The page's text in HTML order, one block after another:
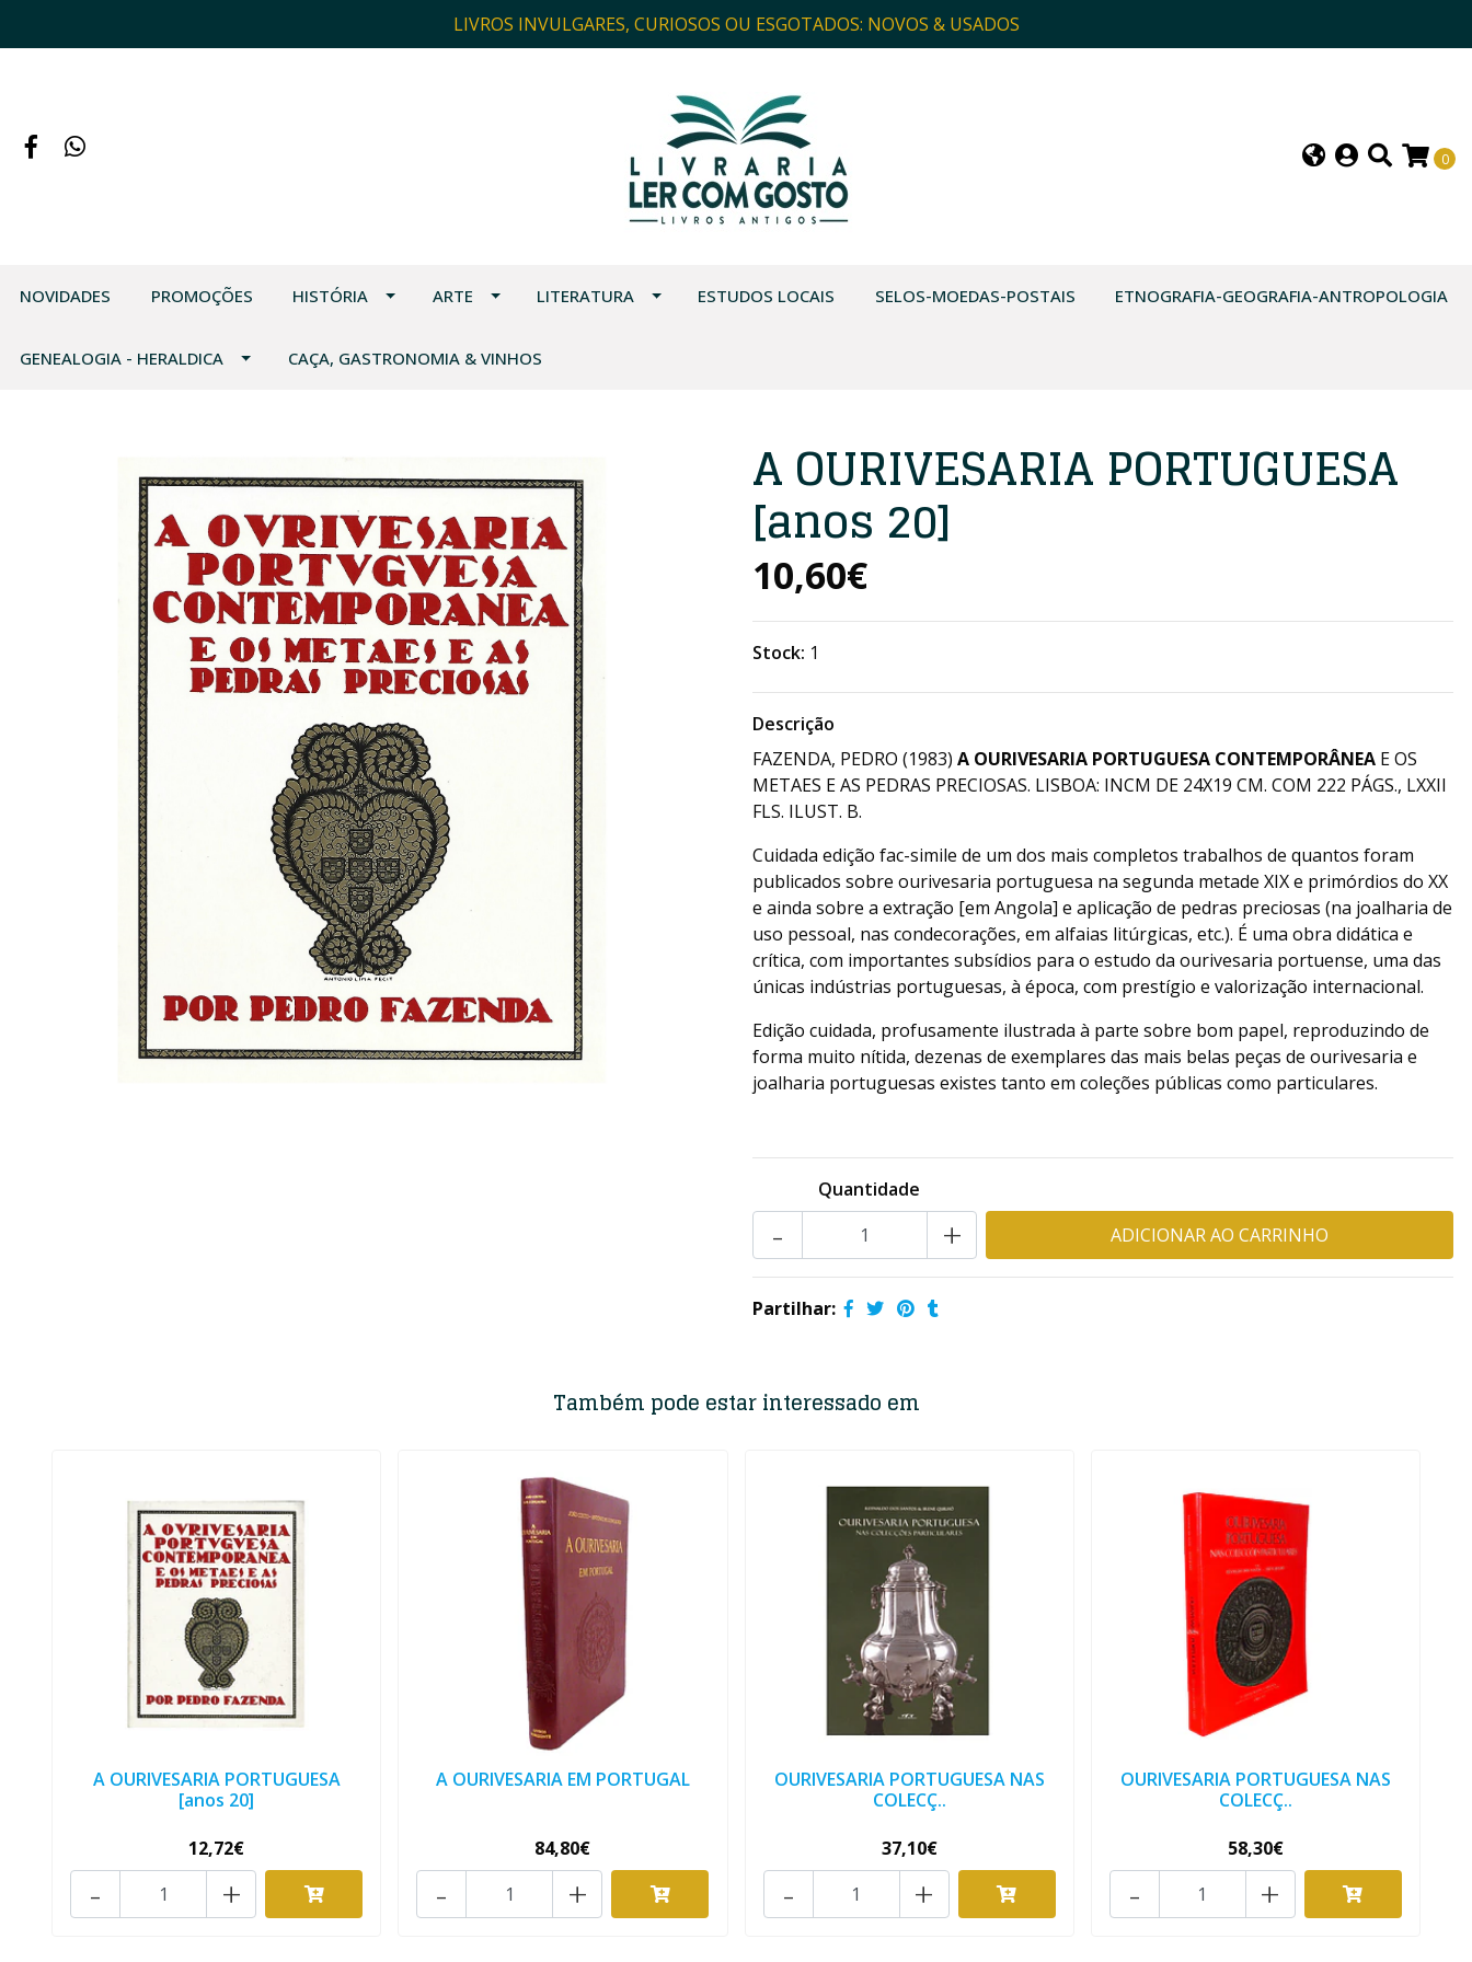
LIVROS INVULGARES, CURIOSOS OU ESGOTADOS: NOVOS & USADOS
0
NOVIDADES PROMOÇÕES HISTÓRIA ARTE LITERATURA ESTUDOS LOCAIS SELOS-MOEDAS-POSTAIS ETNOGRAFIA-GEOGRAFIA-ANTROPOLOGIA
GENEALOGIA - HERALDICA CAÇA, GASTRONOMIA & VINHOS
A OURIVESARIA PORTUGUESA
[anos 20]
10,60€
Stock: 1
Descrição
FAZENDA, PEDRO (1983) A OURIVESARIA PORTUGUESA CONTEMPORÂNEA E OS
METAES E AS PEDRAS PRECIOSAS. LISBOA: INCM DE 24X19 CM. COM 222 PÁGS., LXXII
FLS. ILUST. B.
Cuidada edição fac-simile de um dos mais completos trabalhos de quantos foram
publicados sobre ourivesaria portuguesa na segunda metade XIX e primórdios do XX
e ainda sobre a extração [em Angola] e aplicação de pedras preciosas (na joalharia de
uso pessoal, nas condecorações, em alfaias litúrgicas, etc.). É uma obra didática e
crítica, com importantes subsídios para o estudo da ourivesaria portuense, uma das
únicas indústrias portuguesas, à época, com prestígio e valorização internacional.
Edição cuidada, profusamente ilustrada à parte sobre bom papel, reproduzindo de
forma muito nítida, dezenas de exemplares das mais belas peças de ourivesaria e
joalharia portuguesas existes tanto em coleções públicas como particulares.
Quantidade
+
-
Partilhar:
Também pode estar interessado em
A OURIVESARIA PORTUGUESA
[anos 20]
12,72€
+
-
A OURIVESARIA EM PORTUGAL
84,80€
+
-
OURIVESARIA PORTUGUESA NAS
COLECÇ..
37,10€
+
-
OURIVESARIA PORTUGUESA NAS
COLECÇ..
58,30€
+
-